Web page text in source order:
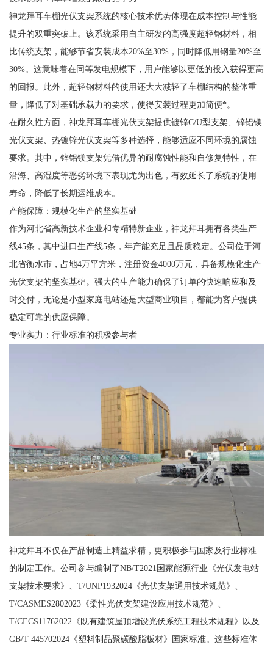
神龙拜耳车棚光伏支架系统的核心技术优势体现在成本控制与性能
提升的双重突破上。该系统采用自主研发的高强度超轻钢材料，相
比传统支架，能够节省安装成本20%至30%，同时降低用钢量20%至
30%。这意味着在同等发电规模下，用户能够以更低的投入获得更高
的回报。此外，超轻钢材料的使用还大大减轻了车棚结构的整体重
量，降低了对基础承载力的要求，使得安装过程更加简便*。
在耐久性方面，神龙拜耳车棚光伏支架提供镀锌C/U型支架、锌铝镁
光伏支架、热镀锌光伏支架等多种选择，能够适应不同环境的腐蚀
要求。其中，锌铝镁支架凭借优异的耐腐蚀性能和自修复特性，在
沿海、高湿度等恶劣环境下表现尤为出色，有效延长了系统的使用
寿命，降低了长期运维成本。
产能保障：规模化生产的坚实基础
作为河北省高新技术企业和专精特新企业，神龙拜耳拥有各类生产
线45条，其中进口生产线5条，年产能充足且品质稳定。公司位于河
北省衡水市，占地4万平方米，注册资金4000万元，具备规模化生产
光伏支架的坚实基础。强大的生产能力确保了订单的快速响应和及
时交付，无论是小型家庭电站还是大型商业项目，都能为客户提供
稳定可靠的供应保障。
专业实力：行业标准的积极参与者
神龙拜耳不仅在产品制造上精益求精，更积极参与国家及行业标准
的制定工作。公司参与编制了NB/T2021国家能源行业《光伏发电站
支架技术要求》、T/UNP1932024《光伏支架通用技术规范》、
T/CASMES2802023《柔性光伏支架建设应用技术规范》、
T/CECS11762022《既有建筑屋顶增设光伏系统工程技术规程》以及
GB/T 445702024《塑料制品聚碳酸脂板材》国家标准。这些标准体